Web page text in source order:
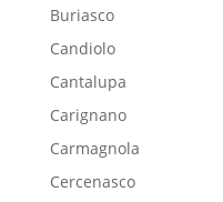
Buriasco
Candiolo
Cantalupa
Carignano
Carmagnola
Cercenasco